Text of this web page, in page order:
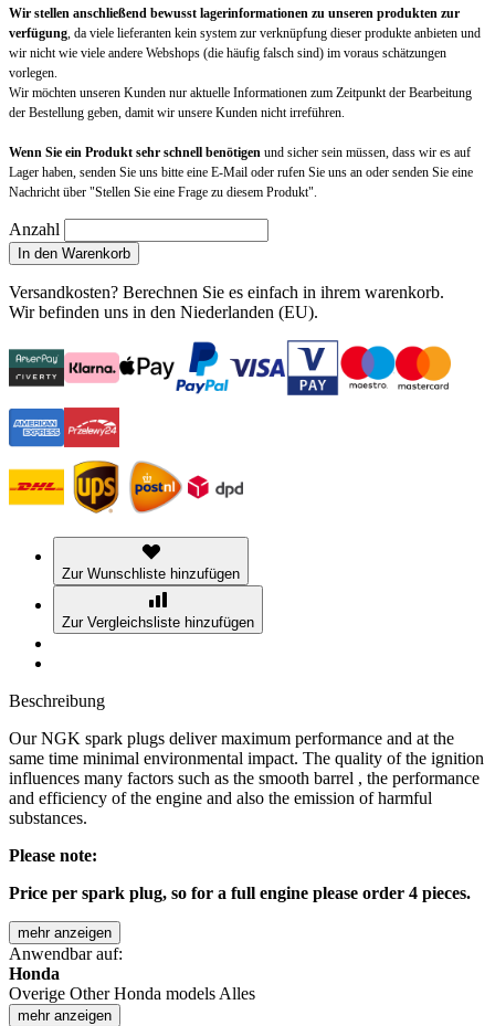
Wir stellen anschließend bewusst lagerinformationen zu unseren produkten zur
verfügung, da viele lieferanten kein system zur verknüpfung dieser produkte anbieten und
wir nicht wie viele andere Webshops (die häufig falsch sind) im voraus schätzungen
vorlegen.
Wir möchten unseren Kunden nur aktuelle Informationen zum Zeitpunkt der Bearbeitung
der Bestellung geben, damit wir unsere Kunden nicht irreführen.
Wenn Sie ein Produkt sehr schnell benötigen und sicher sein müssen, dass wir es auf
Lager haben, senden Sie uns bitte eine E-Mail oder rufen Sie uns an oder senden Sie eine
Nachricht über "Stellen Sie eine Frage zu diesem Produkt".
Anzahl
In den Warenkorb
Versandkosten? Berechnen Sie es einfach in ihrem warenkorb.
Wir befinden uns in den Niederlanden (EU).
Zur Wunschliste hinzufügen
Zur Vergleichsliste hinzufügen
Beschreibung
Our NGK spark plugs deliver maximum performance and at the
same time minimal environmental impact. The quality of the ignition
influences many factors such as the smooth barrel , the performance
and efficiency of the engine and also the emission of harmful
substances.
Please note:
Price per spark plug, so for a full engine please order 4 pieces.
mehr anzeigen
Anwendbar auf:
Honda
Overige Other Honda models Alles
mehr anzeigen